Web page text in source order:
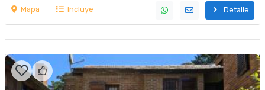
Mapa Incluye Detalle